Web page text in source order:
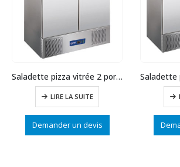
Saladette pizza vitrée 2 portes
LIRE LA SUITE
Demander un devis